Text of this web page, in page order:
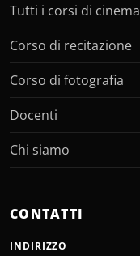
Tutti i corsi di cinema
Corso di recitazione
Corso di fotografia
Docenti
Chi siamo
CONTATTI
INDIRIZZO